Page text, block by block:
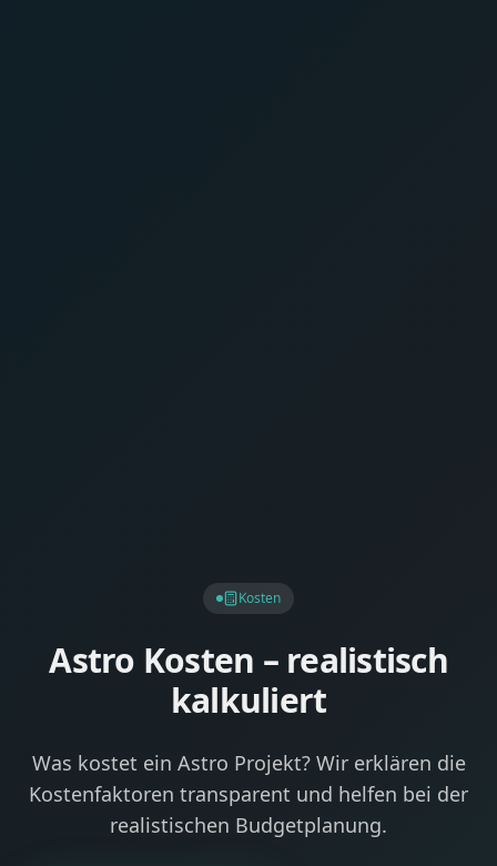
Kosten
Astro Kosten – realistisch
kalkuliert
Was kostet ein Astro Projekt? Wir erklären die
Kostenfaktoren transparent und helfen bei der
realistischen Budgetplanung.